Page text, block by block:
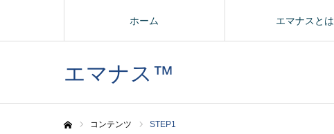
エマナス™
ホーム エマナスとは
コンテンツ STEP1